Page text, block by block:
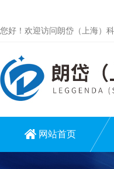
您好！欢迎访问朗岱（上海）
网站首页